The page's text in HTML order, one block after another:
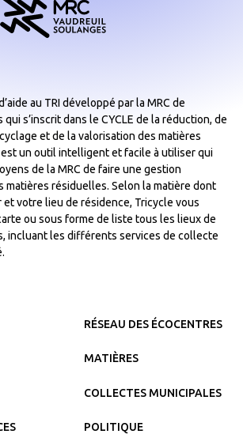
au TRI développé par la MRC de
s’inscrit dans le CYCLE de la réduction, de
et de la valorisation des matières
un outil intelligent et facile à utiliser qui
de la MRC de faire une gestion
matières résiduelles. Selon la matière dont
votre lieu de résidence, Tricycle vous
ou sous forme de liste tous les lieux de
incluant les différents services de collecte
RÉSEAU DES ÉCOCENTRES
MATIÈRES
COLLECTES MUNICIPALES
POLITIQUE